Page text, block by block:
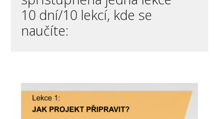
10 dní/10 lekcí, kde se
naučíte: